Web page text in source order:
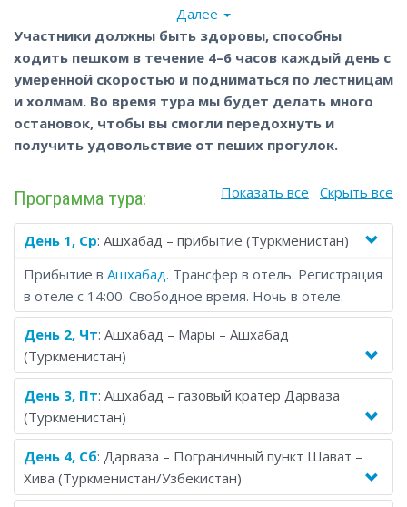
Туркменистана, с современного Ашхабада и древнего
Мерва, некогда центра торговли и ремесел, а также
проведете ночь в пустыне рядом с газовым кратером
Дарваза. Узбекистан, известный своими объектами
Всемирного наследия ЮНЕСКО, подарит вам
путешествие от крепости Ичан-Кала в Хиве и Ансамбля
Пои-Калян в Бухаре, до площади Регистан в Самарканде -
Таджикистане осмотром руин Пенджикента, некогда
оживленного торгового города, и посещением Семи озер.
Вы получите наилучшее соотношение цены и качества в
своей поездке, выбрав групповой тур по Центральной
Азии, который позволит вам разделить расходы с
группой туристов-единомышленников со всего мира.
Далее
Участники должны быть здоровы, способны
ходить пешком в течение 4–6 часов каждый день с
умеренной скоростью и подниматься по лестницам
и холмам. Во время тура мы будет делать много
остановок, чтобы вы смогли передохнуть и
получить удовольствие от пеших прогулок.
Программа тура: Показать все Скрыть все
День 1, Ср: Ашхабад – прибытие (Туркменистан)
Прибытие в Ашхабад. Трансфер в отель. Регистрация
в отеле с 14:00. Свободное время. Ночь в отеле.
День 2, Чт: Ашхабад – Мары – Ашхабад
(Туркменистан)
День 3, Пт: Ашхабад – газовый кратер Дарваза
(Туркменистан)
День 4, Сб: Дарваза – Пограничный пункт Шават –
Хива (Туркменистан/Узбекистан)